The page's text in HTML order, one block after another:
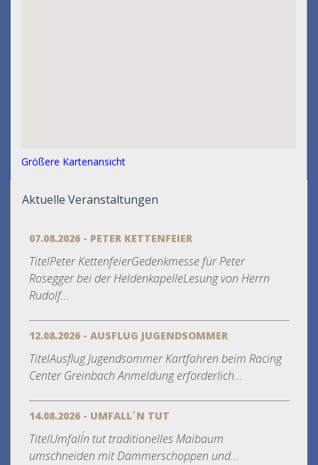
Größere Kartenansicht
Aktuelle Veranstaltungen
07.08.2026 - PETER KETTENFEIER
TitelPeter KettenfeierGedenkmesse für Peter
Rosegger bei der HeldenkapelleLesung von Herrn
Rudolf...
12.08.2026 - AUSFLUG JUGENDSOMMER
TitelAusflug Jugendsommer Kartfahren beim Racing
Center Greinbach Anmeldung erforderlich...
14.08.2026 - UMFALL´N TUT
TitelUmfall´n tut traditionelles Maibaum
umschneiden mit Dämmerschoppen und...